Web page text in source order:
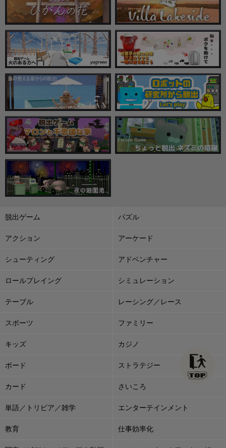
脱出ゲーム パズル
アクション アーケード
シューティング アドベンチャー
ロールプレイング シミュレーション
テーブル レーシング／レース
スポーツ ファミリー
キッズ カジノ
ボード ストラテジー
カード さいころ
単語／トリビア／雑学 エンターテインメント
教育 仕事効率化